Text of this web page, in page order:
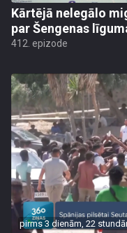
Kārtējā nelegālo
par Šengenas
412. epizode
pirms 3 dienām, 22